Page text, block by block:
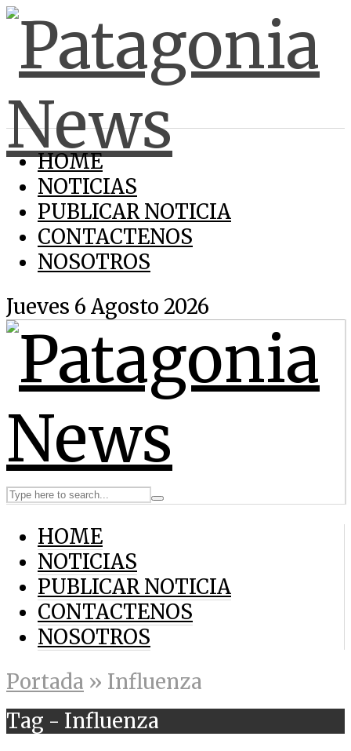
HOME
NOTICIAS
PUBLICAR NOTICIA
CONTACTENOS
NOSOTROS
Jueves 6 Agosto 2026
HOME
NOTICIAS
PUBLICAR NOTICIA
CONTACTENOS
NOSOTROS
Portada » Influenza
Tag - Influenza